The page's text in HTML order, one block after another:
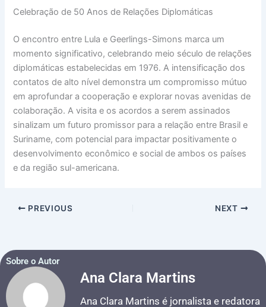
Celebração de 50 Anos de Relações Diplomáticas
O encontro entre Lula e Geerlings-Simons marca um
momento significativo, celebrando meio século de relações
diplomáticas estabelecidas em 1976. A intensificação dos
contatos de alto nível demonstra um compromisso mútuo
em aprofundar a cooperação e explorar novas avenidas de
colaboração. A visita e os acordos a serem assinados
sinalizam um futuro promissor para a relação entre Brasil e
Suriname, com potencial para impactar positivamente o
desenvolvimento econômico e social de ambos os países
e da região sul-americana.
PREVIOUS NEXT
Sobre o Autor
Ana Clara Martins
Ana Clara Martins é jornalista e redatora